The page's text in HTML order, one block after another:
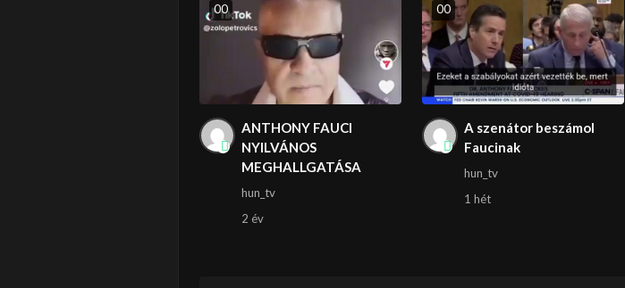
00
ANTHONY FAUCI
NYILVÁNOS
MEGHALLGATÁSA
hun_tv
2 év
00
A szenátor beszámol
Faucinak
hun_tv
1 hét